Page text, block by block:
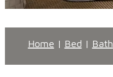
Home | Bed | Bath